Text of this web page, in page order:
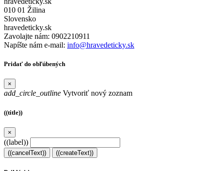
010 01 Žilina
Slovensko
hravedeticky.sk
Zavolajte nám: 0902210911
Napíšte nám e-mail: info@hravedeticky.sk
Pridať do obľúbených
×
add_circle_outline Vytvoriť nový zoznam
((title))
×
((label))
((cancelText)) ((createText))